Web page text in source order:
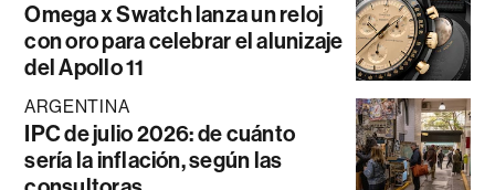
Omega x Swatch lanza un reloj
con oro para celebrar el alunizaje
del Apollo 11
ARGENTINA
IPC de julio 2026: de cuánto
sería la inflación, según las